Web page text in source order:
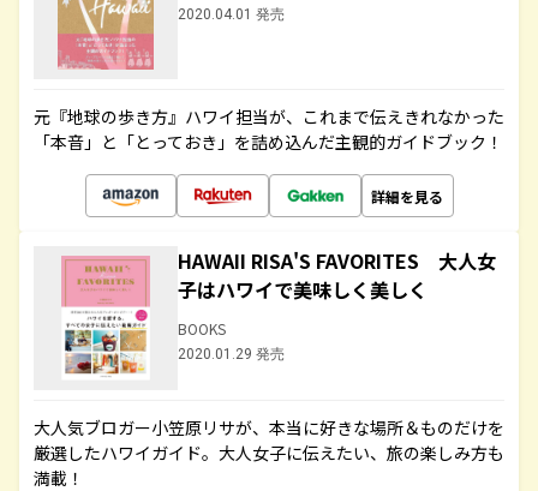
2020.04.01 発売
元『地球の歩き方』ハワイ担当が、これまで伝えきれなかった
「本音」と「とっておき」を詰め込んだ主観的ガイドブック！
詳細を見る
HAWAII RISA'S FAVORITES 大人女
子はハワイで美味しく美しく
BOOKS
2020.01.29 発売
大人気ブロガー小笠原リサが、本当に好きな場所＆ものだけを
厳選したハワイガイド。大人女子に伝えたい、旅の楽しみ方も
満載！